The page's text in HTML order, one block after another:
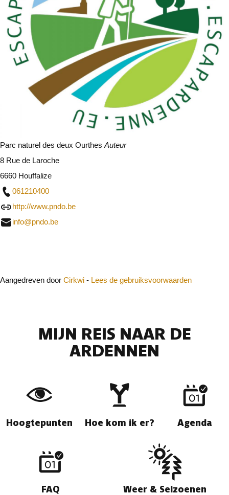
Parc naturel des deux Ourthes Auteur
8 Rue de Laroche
6660 Houffalize
061210400
http://www.pndo.be
info@pndo.be
Aangedreven door Cirkwi - Lees de gebruiksvoorwaarden
MIJN REIS NAAR DE
ARDENNEN
Hoogtepunten Hoe kom ik er? Agenda
FAQ Weer & Seizoenen